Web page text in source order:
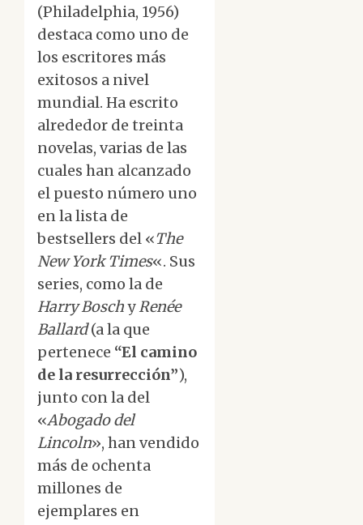
(Philadelphia, 1956)
destaca como uno de
los escritores más
exitosos a nivel
mundial. Ha escrito
alrededor de treinta
novelas, varias de las
cuales han alcanzado
el puesto número uno
en la lista de
bestsellers del «The
New York Times«. Sus
series, como la de
Harry BoschyRenée
Ballard(a la que
pertenece “El camino
de la resurrección”),
junto con la del
«Abogado del
Lincoln», han vendido
más de ochenta
millones de
ejemplares en